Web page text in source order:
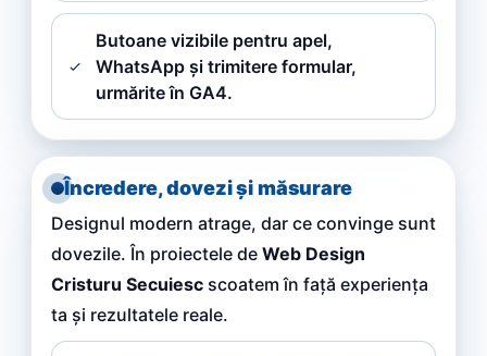
Butoane vizibile pentru apel,
WhatsApp și trimitere formular,
urmărite în GA4.
Încredere, dovezi și măsurare
Designul modern atrage, dar ce convinge sunt
dovezile. În proiectele de Web Design
Cristuru Secuiesc scoatem în față experiența
ta și rezultatele reale.